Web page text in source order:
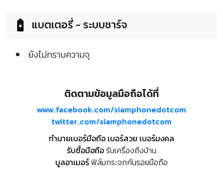
แบตเตอรี่ - ระบบชาร์จ
ยังไม่ทราบความจุ
ติดตามข้อมูลมือถือได้ที่
www.facebook.com/siamphonedotcom
twitter.com/siamphonedotcom
ทำนายเบอร์มือถือ เบอร์สวย เบอร์มงคล
รับซื้อมือถือรับเครื่องถึงบ้าน
บูลอาเมอร์ฟิล์มกระจกกันรอยมือถือ